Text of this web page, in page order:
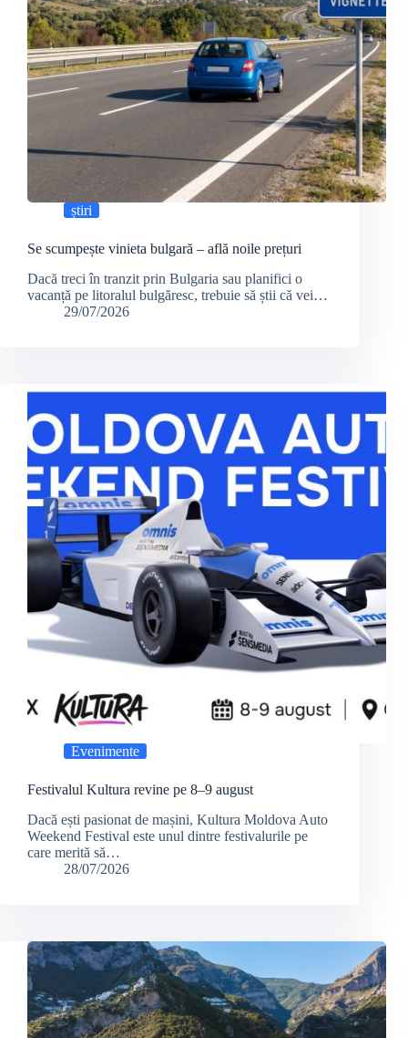
știri
Se scumpește vinieta bulgară – află noile prețuri
Dacă treci în tranzit prin Bulgaria sau planifici o
vacanță pe litoralul bulgăresc, trebuie să știi că vei…
29/07/2026
Evenimente
Festivalul Kultura revine pe 8–9 august
Dacă ești pasionat de mașini, Kultura Moldova Auto
Weekend Festival este unul dintre festivalurile pe
care merită să…
28/07/2026